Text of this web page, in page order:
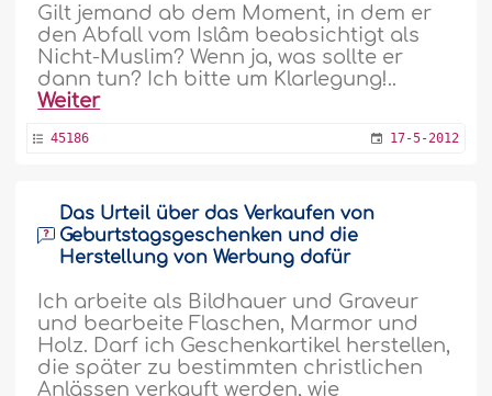
Gilt jemand ab dem Moment, in dem er
den Abfall vom Islâm beabsichtigt als
Nicht-Muslim? Wenn ja, was sollte er
dann tun? Ich bitte um Klarlegung!..
Weiter
45186 17-5-2012
Das Urteil über das Verkaufen von
Geburtstagsgeschenken und die
Herstellung von Werbung dafür
Ich arbeite als Bildhauer und Graveur
und bearbeite Flaschen, Marmor und
Holz. Darf ich Geschenkartikel herstellen,
die später zu bestimmten christlichen
Anlässen verkauft werden, wie